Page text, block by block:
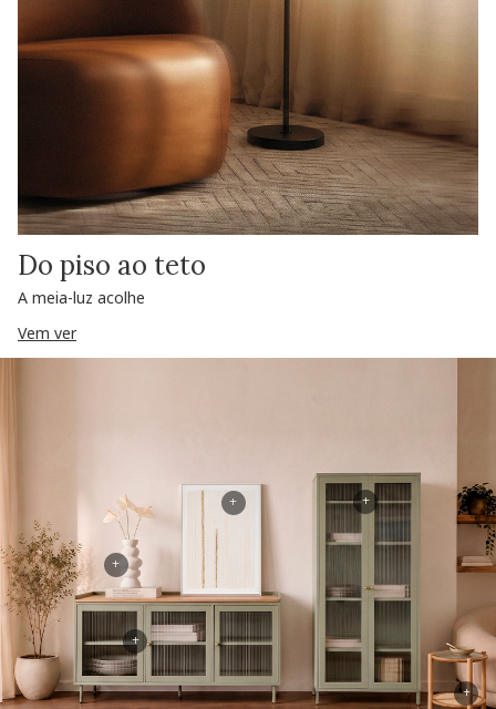
Do piso ao teto
A meia-luz acolhe
Vem ver
+
+
+
+
+